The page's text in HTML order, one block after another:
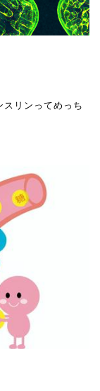
リンってめっち